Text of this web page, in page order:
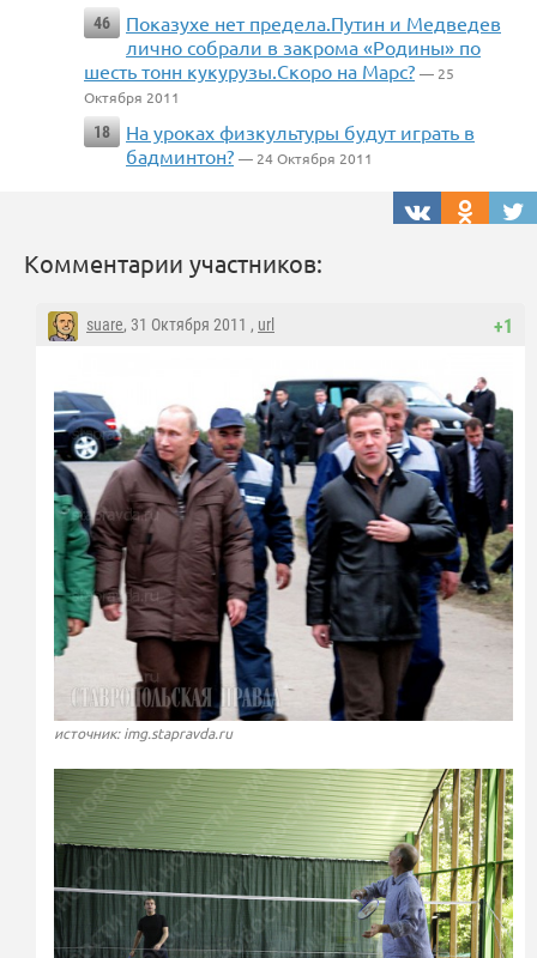
46
Показухе нет предела.Путин и Медведев
лично собрали в закрома «Родины» по
шесть тонн кукурузы.Скоро на Марс? — 25
Октября 2011
18
На уроках физкультуры будут играть в
бадминтон? — 24 Октября 2011
Комментарии участников:
+1
suare, 31 Октября 2011 , url
источник: img.stapravda.ru